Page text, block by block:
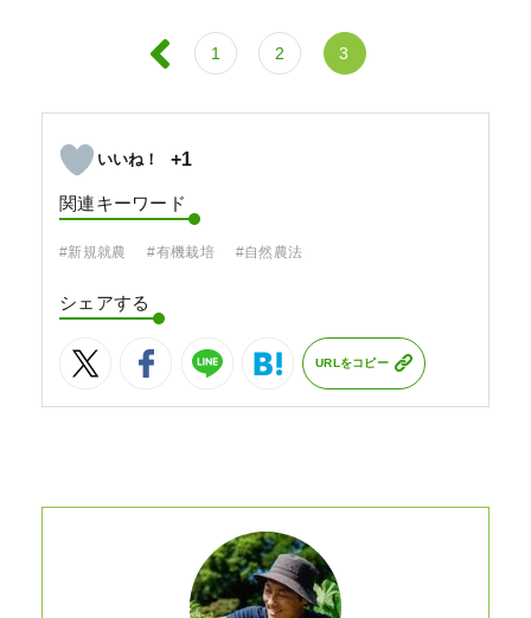
1 2 3
+1
関連キーワード
#新規就農 #有機栽培 #自然農法
シェアする
URLをコピー